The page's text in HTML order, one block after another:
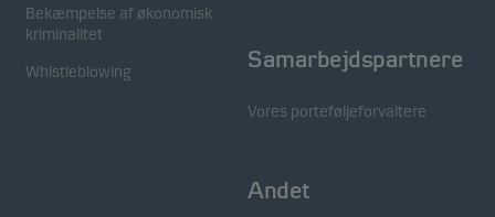
Bekæmpelse af økonomisk
kriminalitet
Whistleblowing
Samarbejdspartnere
Vores porteføljeforvaltere
Andet